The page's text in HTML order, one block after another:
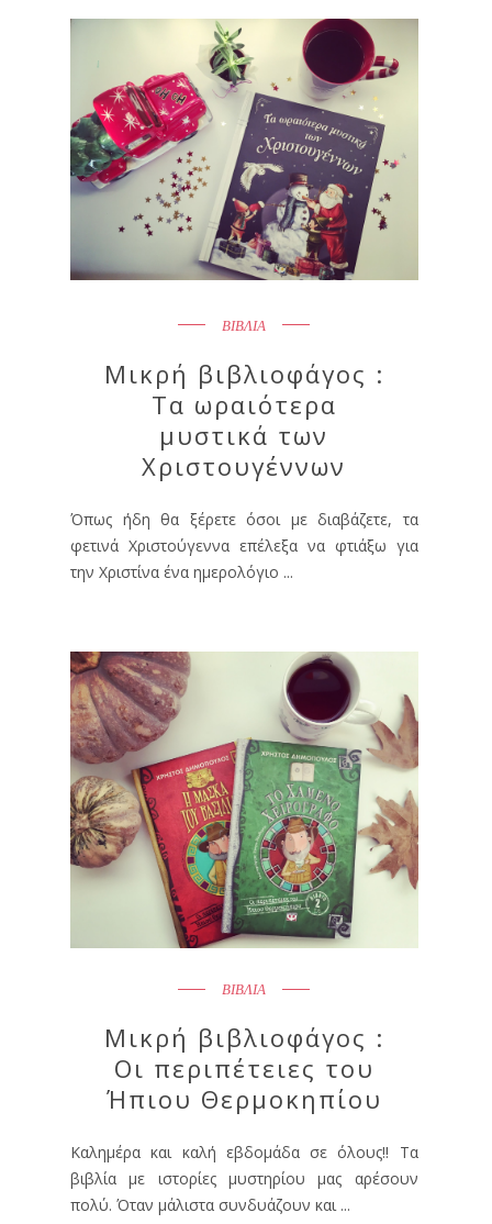
ΒΙΒΛΙΑ
Μικρή βιβλιοφάγος :
Τα ωραιότερα
μυστικά των
Χριστουγέννων
Όπως ήδη θα ξέρετε όσοι με διαβάζετε, τα
φετινά Χριστούγεννα επέλεξα να φτιάξω για
την Χριστίνα ένα ημερολόγιο ...
ΒΙΒΛΙΑ
Μικρή βιβλιοφάγος :
Οι περιπέτειες του
Ήπιου Θερμοκηπίου
Καλημέρα και καλή εβδομάδα σε όλους!! Τα
βιβλία με ιστορίες μυστηρίου μας αρέσουν
πολύ. Όταν μάλιστα συνδυάζουν και ...